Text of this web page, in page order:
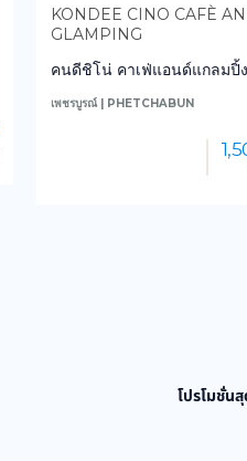
KONDEE CINO CAFÈ
GLAMPING
คนดีชิโน่ คาเฟ่แอนด์แกลมปิ้ง
เพชรบูรณ์ | PHETCHABUN
โปรโมชั่น